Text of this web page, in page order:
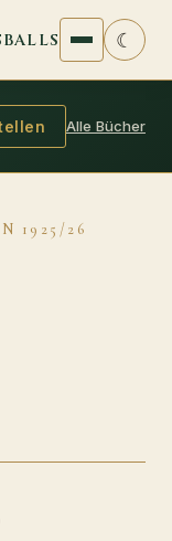
☾
Alle Bücher
1925/26